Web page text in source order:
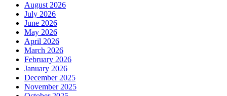
August 2026
July 2026
June 2026
May 2026
April 2026
March 2026
February 2026
January 2026
December 2025
November 2025